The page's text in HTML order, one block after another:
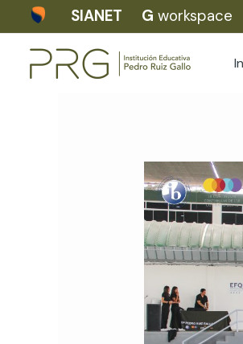
to
content
SIANET G workspace